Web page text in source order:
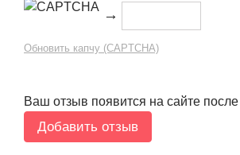
→
Обновить капчу (CAPTCHA)
Ваш отзыв появится на сайте